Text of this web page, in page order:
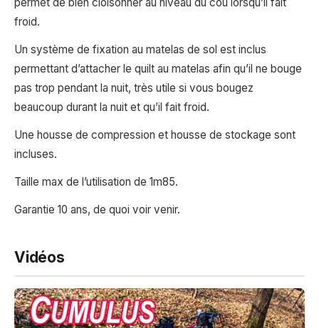
froid.
Un système de fixation au matelas de sol est inclus
permettant d’attacher le quilt au matelas afin qu’il ne bouge
pas trop pendant la nuit, très utile si vous bougez
beaucoup durant la nuit et qu’il fait froid.
Une housse de compression et housse de stockage sont
incluses.
Taille max de l’utilisation de 1m85.
Garantie 10 ans, de quoi voir venir.
Vidéos